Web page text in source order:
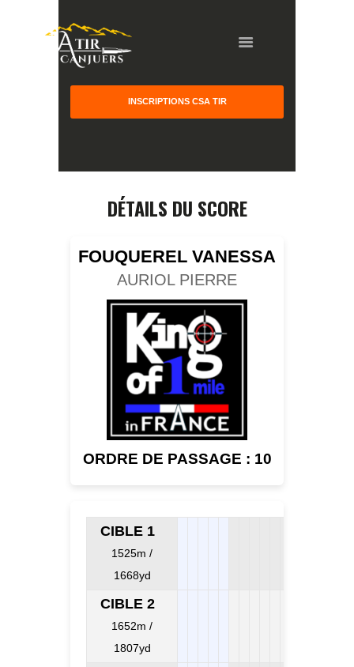
INSCRIPTIONS CSA TIR
GALLERY
COMPETITION
TEAM CANJUERS
DÉTAILS DU SCORE
FOUQUEREL VANESSA
AURIOL PIERRE
ORDRE DE PASSAGE : 10
CIBLE 1
1525m /
1668yd
CIBLE 2
1652m /
1807yd